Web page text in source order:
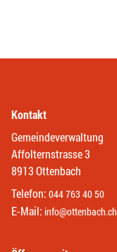
Kontakt
Gemeindeverwaltung
Affolternstrasse 3
8913 Ottenbach
Telefon: 044 763 40 50
E-Mail: info@ottenbach.ch